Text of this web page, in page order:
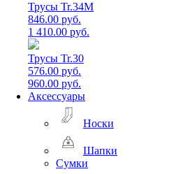
Трусы Tr.34M
846.00 руб.
1 410.00 руб.
Трусы Tr.30
576.00 руб.
960.00 руб.
Аксессуары
Носки
Шапки
Сумки